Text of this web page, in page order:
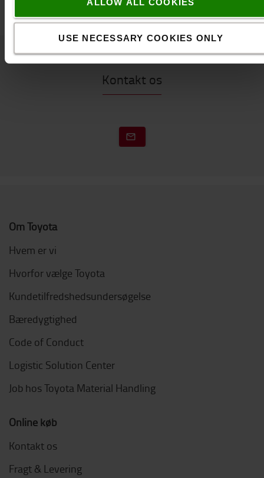
USE NECESSARY COOKIES ONLY
Kontakt os
Om Toyota
Hvem er vi
Hvorfor vælge Toyota
Kundetilfredshedsundersøgelse
Bæredygtighed
Code of Conduct
Logistic Solution Center
Job hos Toyota Material Handling
Online køb
Kontakt os
Fragt & Levering